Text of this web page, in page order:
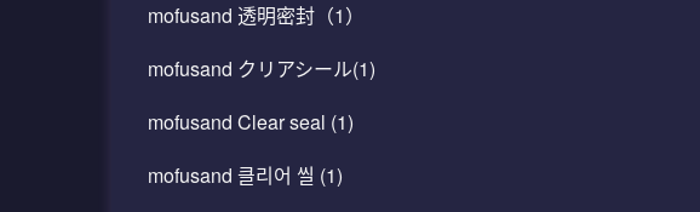
mofusand 透明密封（1）
mofusand クリアシール(1)
mofusand Clear seal (1)
mofusand 클리어 씰 (1)